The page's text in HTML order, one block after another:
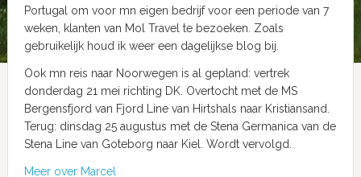
Portugal om voor mn eigen bedrijf voor een periode van 7
weken, klanten van Mol Travel te bezoeken. Zoals
gebruikelijk houd ik weer een dagelijkse blog bij.
Ook mn reis naar Noorwegen is al gepland: vertrek
donderdag 21 mei richting DK. Overtocht met de MS
Bergensfjord van Fjord Line van Hirtshals naar Kristiansand.
Terug: dinsdag 25 augustus met de Stena Germanica van de
Stena Line van Goteborg naar Kiel. Wordt vervolgd.
Meer over Marcel